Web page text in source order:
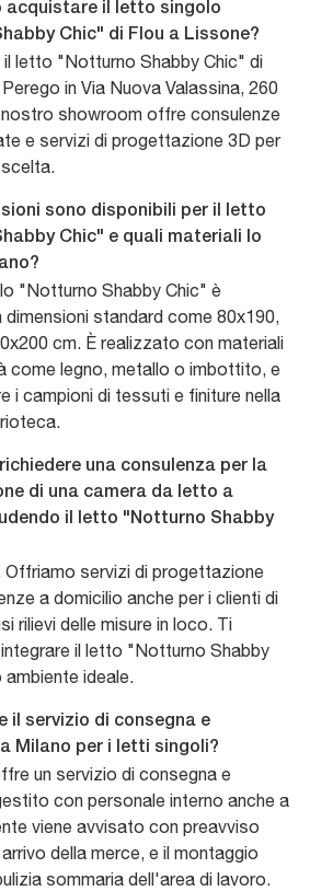
acquistare il letto singolo
Chic" di Flou a Lissone?
il letto "Notturno Shabby Chic" di
in Via Nuova Valassina, 260
showroom offre consulenze
e servizi di progettazione 3D per
sono disponibili per il letto
Chic" e quali materiali lo
"Notturno Shabby Chic" è
dimensioni standard come 80x190,
cm. È realizzato con materiali
come legno, metallo o imbottito, e
i campioni di tessuti e finiture nella
una consulenza per la
di una camera da letto a
il letto "Notturno Shabby
Offriamo servizi di progettazione
a domicilio anche per i clienti di
rilievi delle misure in loco. Ti
il letto "Notturno Shabby
ambiente ideale.
il servizio di consegna e
Milano per i letti singoli?
un servizio di consegna e
con personale interno anche a
viene avvisato con preavviso
della merce, e il montaggio
sommaria dell'area di lavoro.